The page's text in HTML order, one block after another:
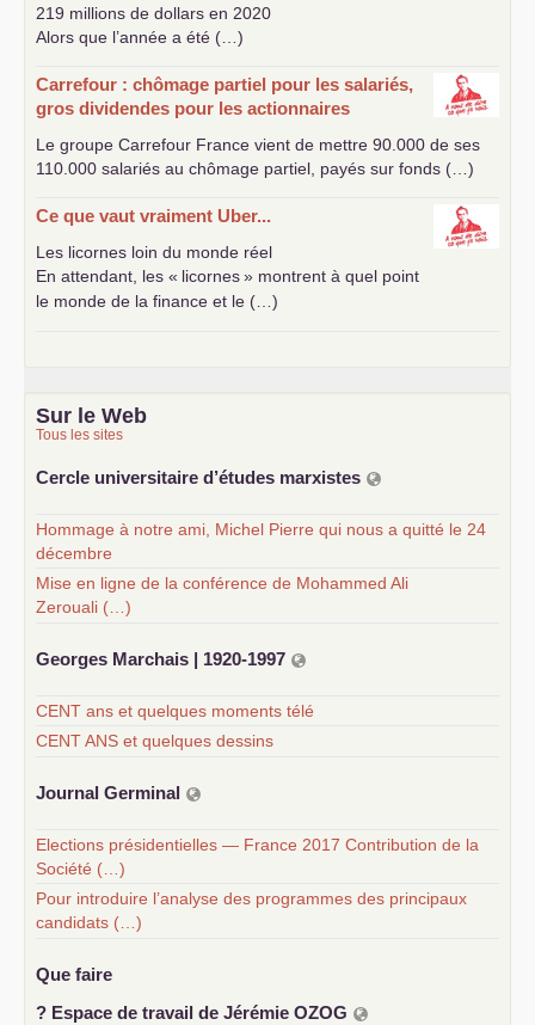
219 millions de dollars en 2020
Alors que l’année a été (…)
Carrefour : chômage partiel pour les salariés,
gros dividendes pour les actionnaires
Le groupe Carrefour France vient de mettre 90.000 de ses
110.000 salariés au chômage partiel, payés sur fonds (…)
Ce que vaut vraiment Uber...
Les licornes loin du monde réel
En attendant, les « licornes» montrent à quel point
le monde de la finance et le (…)
Sur le Web
Tous les sites
Cercle universitaire d’études marxistes
Hommage à notre ami, Michel Pierre qui nous a quitté le 24
décembre
Mise en ligne de la conférence de Mohammed Ali
Zerouali (…)
Georges Marchais | 1920-1997
CENT ans et quelques moments télé
CENT ANS et quelques dessins
Journal Germinal
Elections présidentielles — France 2017 Contribution de la
Société (…)
Pour introduire l’analyse des programmes des principaux
candidats (…)
Que faire
? Espace de travail de Jérémie OZOG